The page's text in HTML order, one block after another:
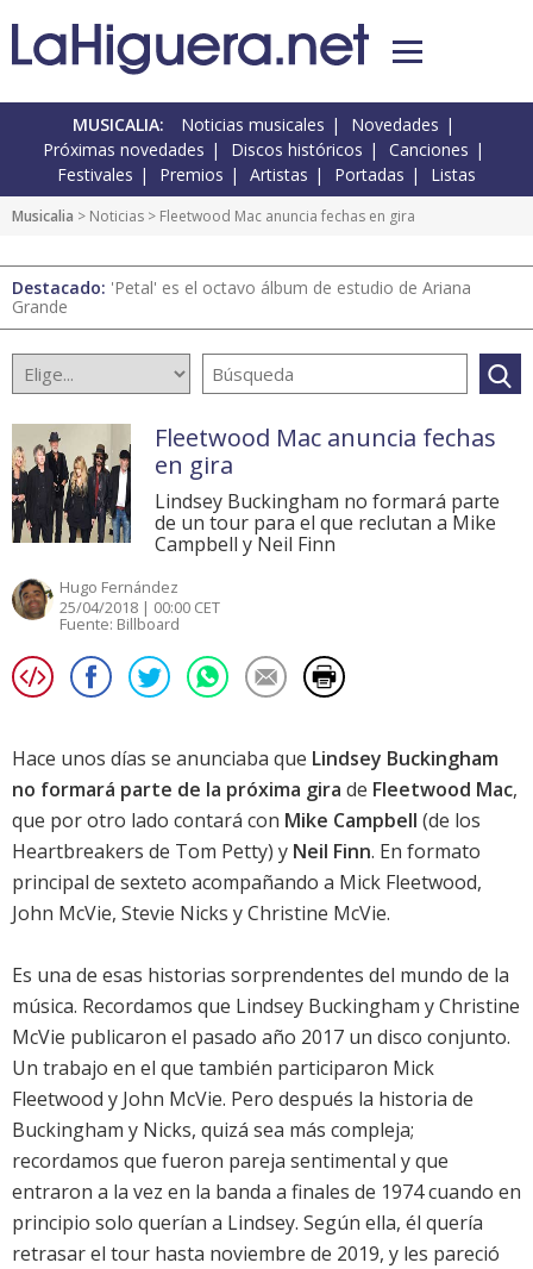
MUSICALIA: Noticias musicales
Novedades
Próximas novedades
Discos históricos
Canciones
Festivales
Premios Artistas Portadas Listas
Musicalia > Noticias > Fleetwood Mac anuncia fechas en gira
Destacado: 'Petal' es el octavo álbum de estudio de Ariana
Grande
Fleetwood Mac anuncia fechas
en gira
Lindsey Buckingham no formará parte
de un tour para el que reclutan a Mike
Campbell y Neil Finn
Hugo Fernández
25/04/2018 | 00:00 CET
Fuente: Billboard
Hace unos días se anunciaba que Lindsey Buckingham
no formará parte de la próxima gira de Fleetwood Mac,
que por otro lado contará con Mike Campbell (de los
Heartbreakers de Tom Petty) y Neil Finn. En formato
principal de sexteto acompañando a Mick Fleetwood,
John McVie, Stevie Nicks y Christine McVie.
Es una de esas historias sorprendentes del mundo de la
música. Recordamos que Lindsey Buckingham y Christine
McVie publicaron el pasado año 2017 un disco conjunto.
Un trabajo en el que también participaron Mick
Fleetwood y John McVie. Pero después la historia de
Buckingham y Nicks, quizá sea más compleja;
recordamos que fueron pareja sentimental y que
entraron a la vez en la banda a finales de 1974 cuando en
principio solo querían a Lindsey. Según ella, él quería
retrasar el tour hasta noviembre de 2019, y les pareció